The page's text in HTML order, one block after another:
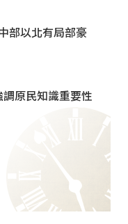
部以北有局部豪
原民知識重要性